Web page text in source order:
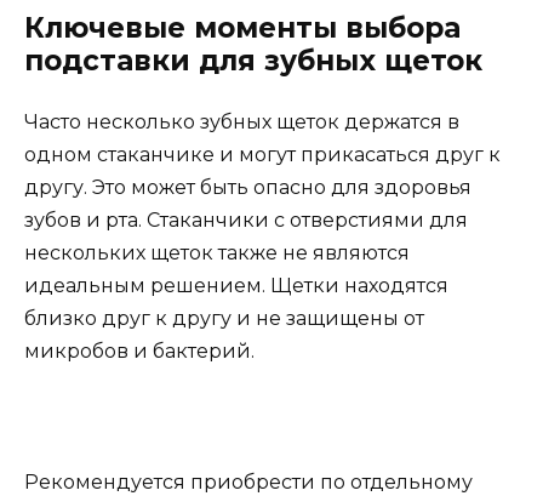
Ключевые моменты выбора
подставки для зубных щеток
Часто несколько зубных щеток держатся в
одном стаканчике и могут прикасаться друг к
другу. Это может быть опасно для здоровья
зубов и рта. Стаканчики с отверстиями для
нескольких щеток также не являются
идеальным решением. Щетки находятся
близко друг к другу и не защищены от
микробов и бактерий.
Рекомендуется приобрести по отдельному